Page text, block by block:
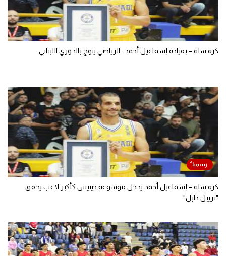
كرة سلة – بقيادة إسماعيل أحمد.. الرياضي يتوج بالدوري اللبناني
كرة سلة – إسماعيل أحمد يدخل موسوعة جينيس كأكبر لاعب يحقق
"تريبل دابل"